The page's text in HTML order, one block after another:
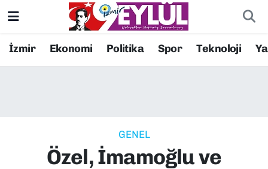
İzmir Ekonomi Politika Spor Teknoloji
GENEL
Özel, İmamoğlu ve
Resmi İlanlar
Konak Nöbetçi Eczaneler
Süper Lig Puan Durumu ve Fikstür